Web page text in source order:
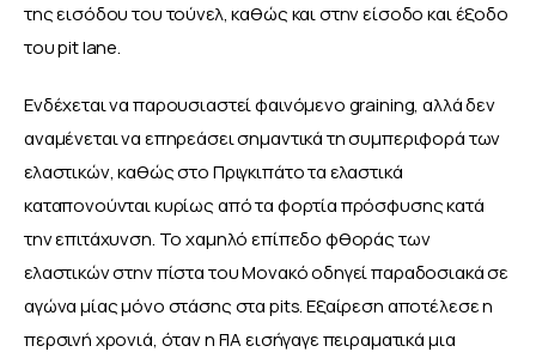
της εισόδου του τούνελ, καθώς και στην είσοδο και έξοδο
του pit lane.
Ενδέχεται να παρουσιαστεί φαινόμενο graining, αλλά δεν
αναμένεται να επηρεάσει σημαντικά τη συμπεριφορά των
ελαστικών, καθώς στο Πριγκιπάτο τα ελαστικά
καταπονούνται κυρίως από τα φορτία πρόσφυσης κατά
την επιτάχυνση. Το χαμηλό επίπεδο φθοράς των
ελαστικών στην πίστα του Μονακό οδηγεί παραδοσιακά σε
αγώνα μίας μόνο στάσης στα pits. Εξαίρεση αποτέλεσε η
περσινή χρονιά, όταν η FIA εισήγαγε πειραματικά μια